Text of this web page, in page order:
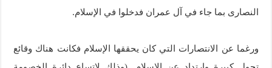
النصارى بما جاء في آل عمران فدخلوا في الإسلام.
ورغما عن الانتصارات التي كان يحققها الإسلام فكانت هناك وقائع